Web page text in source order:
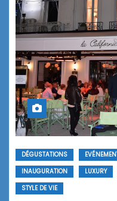
DÉGUSTATIONS
INAUGURATION
LUXURY
STYLE DE VIE